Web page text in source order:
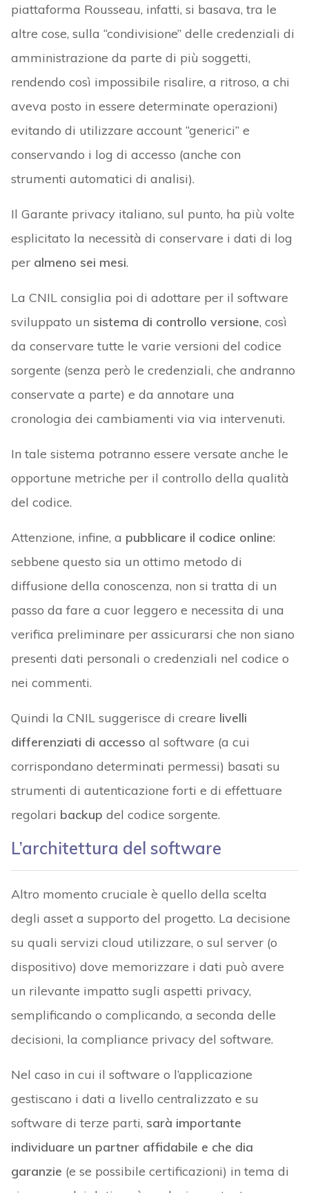
piattaforma Rousseau, infatti, si basava, tra le
altre cose, sulla “condivisione” delle credenziali di
amministrazione da parte di più soggetti,
rendendo così impossibile risalire, a ritroso, a chi
aveva posto in essere determinate operazioni)
evitando di utilizzare account “generici” e
conservando i log di accesso (anche con
strumenti automatici di analisi).
Il Garante privacy italiano, sul punto, ha più volte
esplicitato la necessità di conservare i dati di log
per almeno sei mesi.
La CNIL consiglia poi di adottare per il software
sviluppato un sistema di controllo versione, così
da conservare tutte le varie versioni del codice
sorgente (senza però le credenziali, che andranno
conservate a parte) e da annotare una
cronologia dei cambiamenti via via intervenuti.
In tale sistema potranno essere versate anche le
opportune metriche per il controllo della qualità
del codice.
Attenzione, infine, a pubblicare il codice online:
sebbene questo sia un ottimo metodo di
diffusione della conoscenza, non si tratta di un
passo da fare a cuor leggero e necessita di una
verifica preliminare per assicurarsi che non siano
presenti dati personali o credenziali nel codice o
nei commenti.
Quindi la CNIL suggerisce di creare livelli
differenziati di accesso al software (a cui
corrispondano determinati permessi) basati su
strumenti di autenticazione forti e di effettuare
regolari backup del codice sorgente.
L’architettura del software
Altro momento cruciale è quello della scelta
degli asset a supporto del progetto. La decisione
su quali servizi cloud utilizzare, o sul server (o
dispositivo) dove memorizzare i dati può avere
un rilevante impatto sugli aspetti privacy,
semplificando o complicando, a seconda delle
decisioni, la compliance privacy del software.
Nel caso in cui il software o l’applicazione
gestiscano i dati a livello centralizzato e su
software di terze parti, sarà importante
individuare un partner affidabile e che dia
garanzie (e se possibile certificazioni) in tema di